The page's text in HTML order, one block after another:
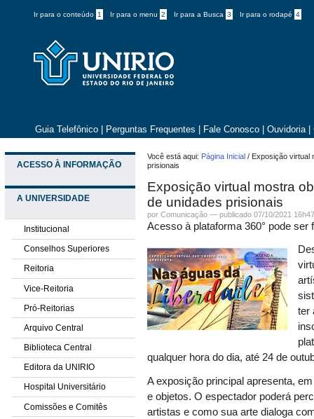
Ir para o conteúdo 1 Ir para o menu 2 Ir para a Busca 3 Ir para o rodapé 4
Guia Telefônico Perguntas Frequentes Fale Conosco Ouvidoria
ACESSO À INFORMAÇÃO
A UNIVERSIDADE
Institucional
Conselhos Superiores
Reitoria
Vice-Reitoria
Pró-Reitorias
Arquivo Central
Biblioteca Central
Editora da UNIRIO
Hospital Universitário
Comissões e Comitês
Você está aqui: Página Inicial / Exposição virtual
prisionais
Exposição virtual mostra
de unidades prisionais
porComunicação —publicado 07/10/2021
Acesso à plataforma 360° pode ser
ter
qualquer hora do dia, até 24 de
A exposição principal apresenta,
e objetos. O espectador poderá
artistas e como sua arte dialoga